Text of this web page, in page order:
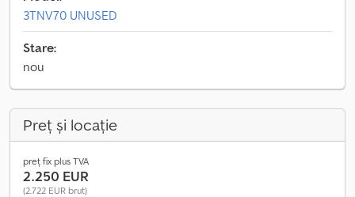
3TNV70 UNUSED
Stare:
nou
Preț și locație
preț fix plus TVA
2.250 EUR
(2.722 EUR brut)